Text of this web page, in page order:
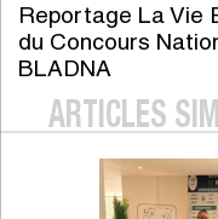
Reportage La Vie
du Concours
BLADNA
ARTICLES